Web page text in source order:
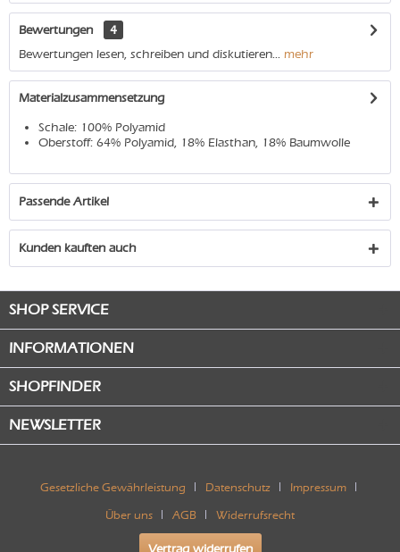
Bewertungen
4
Bewertungen lesen, schreiben und diskutieren... mehr
Materialzusammensetzung
Schale: 100% Polyamid
Oberstoff: 64% Polyamid, 18% Elasthan, 18% Baumwolle
Passende Artikel
Kunden kauften auch
SHOP SERVICE
INFORMATIONEN
SHOPFINDER
NEWSLETTER
Gesetzliche Gewährleistung Datenschutz Impressum
Über uns AGB Widerrufsrecht
Vertrag widerrufen